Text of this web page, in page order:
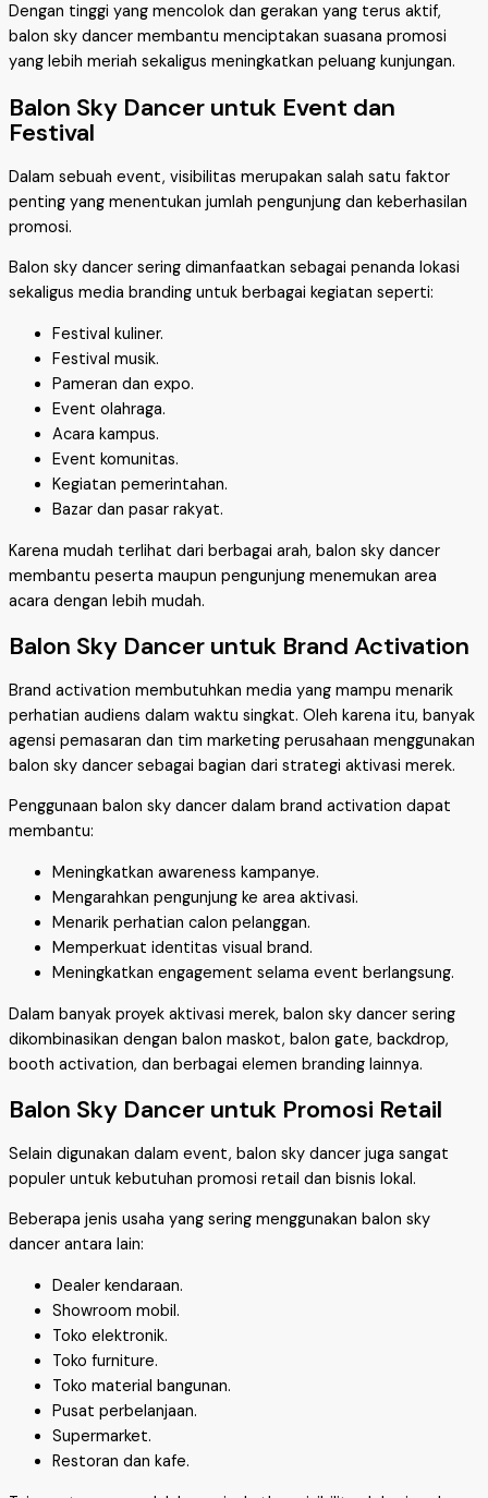
Dengan tinggi yang mencolok dan gerakan yang terus aktif,
balon sky dancer membantu menciptakan suasana promosi
yang lebih meriah sekaligus meningkatkan peluang kunjungan.
Balon Sky Dancer untuk Event dan
Festival
Dalam sebuah event, visibilitas merupakan salah satu faktor
penting yang menentukan jumlah pengunjung dan keberhasilan
promosi.
Balon sky dancer sering dimanfaatkan sebagai penanda lokasi
sekaligus media branding untuk berbagai kegiatan seperti:
Festival kuliner.
Festival musik.
Pameran dan expo.
Event olahraga.
Acara kampus.
Event komunitas.
Kegiatan pemerintahan.
Bazar dan pasar rakyat.
Karena mudah terlihat dari berbagai arah, balon sky dancer
membantu peserta maupun pengunjung menemukan area
acara dengan lebih mudah.
Balon Sky Dancer untuk Brand Activation
Brand activation membutuhkan media yang mampu menarik
perhatian audiens dalam waktu singkat. Oleh karena itu, banyak
agensi pemasaran dan tim marketing perusahaan menggunakan
balon sky dancer sebagai bagian dari strategi aktivasi merek.
Penggunaan balon sky dancer dalam brand activation dapat
membantu:
Meningkatkan awareness kampanye.
Mengarahkan pengunjung ke area aktivasi.
Menarik perhatian calon pelanggan.
Memperkuat identitas visual brand.
Meningkatkan engagement selama event berlangsung.
Dalam banyak proyek aktivasi merek, balon sky dancer sering
dikombinasikan dengan balon maskot, balon gate, backdrop,
booth activation, dan berbagai elemen branding lainnya.
Balon Sky Dancer untuk Promosi Retail
Selain digunakan dalam event, balon sky dancer juga sangat
populer untuk kebutuhan promosi retail dan bisnis lokal.
Beberapa jenis usaha yang sering menggunakan balon sky
dancer antara lain:
Dealer kendaraan.
Showroom mobil.
Toko elektronik.
Toko furniture.
Toko material bangunan.
Pusat perbelanjaan.
Supermarket.
Restoran dan kafe.